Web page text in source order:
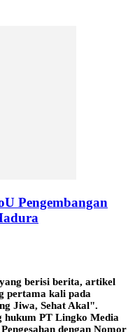
Pengembangan
berisi berita, artikel
pertama kali pada
Jiwa, Sehat Akal".
hukum PT Lingko Media
dengan Nomor